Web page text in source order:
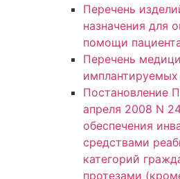
Перечень
назначения для
помощи
Перечень
имплантируемых
Постановление
апреля 2008 N
обеспечения
средствами
категорий
протезами